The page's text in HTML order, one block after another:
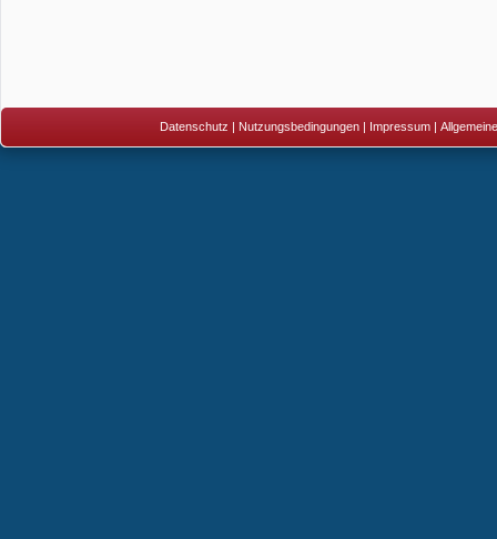
Datenschutz | Nutzungsbedingungen| Impressum|